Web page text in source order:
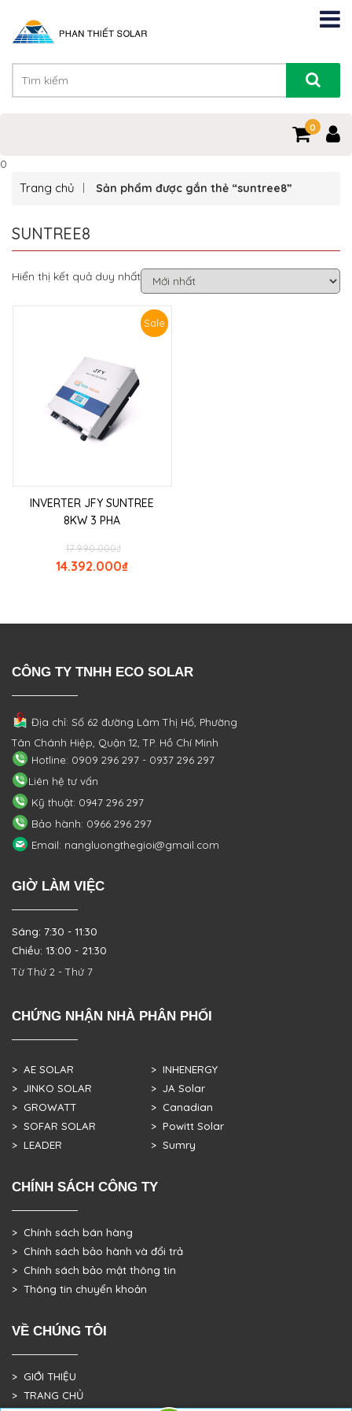
0
0
Trang chủ Sản phẩm được gắn thẻ “suntree8”
SUNTREE8
Hiển thị kết quả duy nhất
Sale
INVERTER JFY SUNTREE
8KW 3 PHA
₫
17.990.000
₫
14.392.000
CÔNG TY TNHH ECO SOLAR
Địa chỉ: Số 62 đường Lâm Thị Hố, Phường
Tân Chánh Hiệp, Quận 12, TP. Hồ Chí Minh
Hotline: 0909 296 297 - 0937 296 297
Liên hệ tư vấn
Kỹ thuật: 0947 296 297
Bảo hành: 0966 296 297
Email: nangluongthegioi@gmail.com
GIỜ LÀM VIỆC
Sáng: 7:30 - 11:30
Chiều: 13:00 - 21:30
Từ Thứ 2 - Thứ 7
CHỨNG NHẬN NHÀ PHÂN PHỐI
> AE SOLAR
> JINKO SOLAR
> GROWATT
> SOFAR SOLAR
> LEADER
> INHENERGY
> JA Solar
> Canadian
> Powitt Solar
> Sumry
CHÍNH SÁCH CÔNG TY
> Chính sách bán hàng
> Chính sách bảo hành và đổi trả
> Chính sách bảo mật thông tin
> Thông tin chuyển khoản
VỀ CHÚNG TÔI
> GIỚI THIỆU
> TRANG CHỦ